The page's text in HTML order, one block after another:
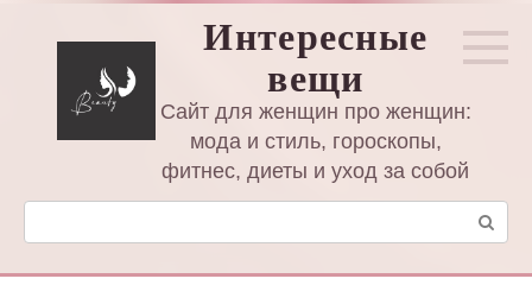
Интересные
вещи
Сайт для женщин про женщин:
мода и стиль, гороскопы,
фитнес, диеты и уход за собой
Поиск: